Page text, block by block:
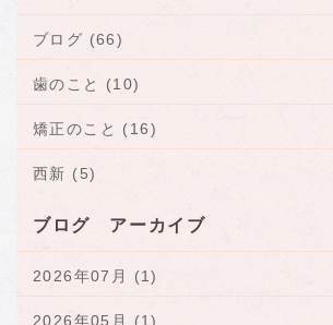
ブログ (66)
歯のこと (10)
矯正のこと (16)
西新 (5)
ブログ アーカイブ
2026年07月 (1)
2026年05月 (1)